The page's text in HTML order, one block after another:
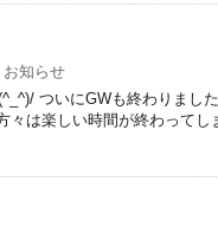
お知らせ
ついにGWも終わりまし
々は楽しい時間が終わって